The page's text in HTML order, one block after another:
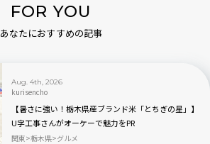
FOR YOU
あなたにおすすめの記事
Aug. 4th, 2026
kurisencho
【暑さに強い！栃木県産ブランド米「とちぎの星」】
U字工事さんがオーケーで魅力をPR
関東 栃木県 グルメ